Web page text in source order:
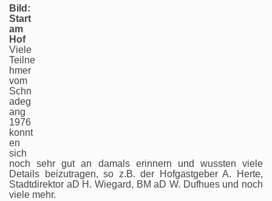
Bild:
Start
am
Hof
Viele
Teilne
hmer
vom
Schn
adeg
ang
1976
konnt
en
sich
noch sehr gut an damals erinnern und wussten viele
Details beizutragen, so z.B. der Hofgastgeber A. Herte,
Stadtdirektor aD H. Wiegard, BM aD W. Dufhues und noch
viele mehr.